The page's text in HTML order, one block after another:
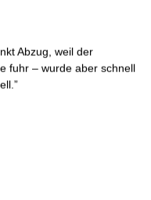
Abzug, weil der
fuhr – wurde aber schnell